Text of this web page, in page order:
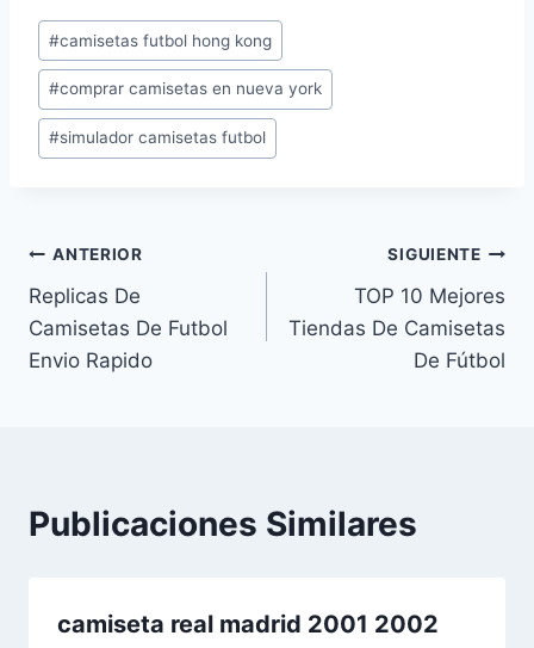
Etiquetas
de
la
entrada:
#camisetas futbol hong kong
#comprar camisetas en nueva york
#simulador camisetas futbol
Navegación
de
entradas
ANTERIOR
Replicas De
Camisetas De Futbol
Envio Rapido
SIGUIENTE
TOP 10 Mejores
Tiendas De Camisetas
De Fútbol
Publicaciones Similares
camiseta real madrid 2001 2002